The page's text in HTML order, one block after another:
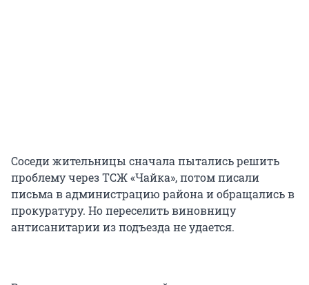
Соседи жительницы сначала пытались решить
проблему через ТСЖ «Чайка», потом писали
письма в администрацию района и обращались в
прокуратуру. Но переселить виновницу
антисанитарии из подъезда не удается.